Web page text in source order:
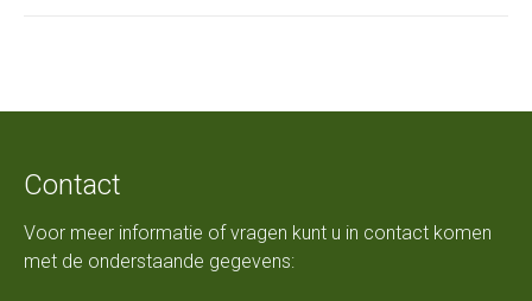
Contact
Voor meer informatie of vragen kunt u in contact komen
met de onderstaande gegevens: